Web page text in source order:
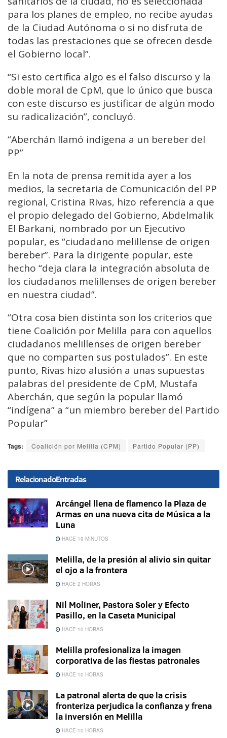
para los planes de empleo, no recibe ayudas
de la Ciudad Autónoma o si no disfruta de
todas las prestaciones que se ofrecen desde
el Gobierno local”.
“Si esto certifica algo es el falso discurso y la
doble moral de CpM, que lo único que busca
con este discurso es justificar de algún modo
su radicalización”, concluyó.
“Aberchán llamó indígena a un bereber del
PP”
En la nota de prensa remitida ayer a los
medios, la secretaria de Comunicación del PP
regional, Cristina Rivas, hizo referencia a que
el propio delegado del Gobierno, Abdelmalik
El Barkani, nombrado por un Ejecutivo
popular, es “ciudadano melillense de origen
bereber”. Para la dirigente popular, este
hecho “deja clara la integración absoluta de
los ciudadanos melillenses de origen bereber
en nuestra ciudad”.
“Otra cosa bien distinta son los criterios que
tiene Coalición por Melilla para con aquellos
ciudadanos melillenses de origen bereber
que no comparten sus postulados”. En este
punto, Rivas hizo alusión a unas supuestas
palabras del presidente de CpM, Mustafa
Aberchán, que según la popular llamó
“indígena” a “un miembro bereber del Partido
Popular”
Tags: Coalición por Melilla (CPM) Partido Popular (PP)
RelacionadoEntradas
Arcángel llena de flamenco la Plaza de
Armas en una nueva cita de Música a la
Luna
HACE 19 MINUTOS
Melilla, de la presión al alivio sin quitar
el ojo a la frontera
HACE 2 HORAS
Nil Moliner, Pastora Soler y Efecto
Pasillo, en la Caseta Municipal
HACE 10 HORAS
Melilla profesionaliza la imagen
corporativa de las fiestas patronales
HACE 10 HORAS
La patronal alerta de que la crisis
fronteriza perjudica la confianza y frena
la inversión en Melilla
HACE 10 HORAS